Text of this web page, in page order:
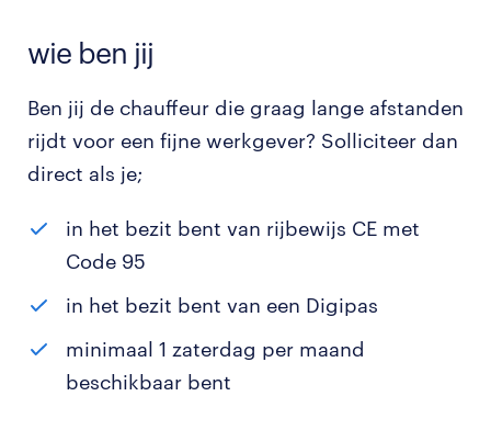
wie ben jij
Ben jij de chauffeur die graag lange afstanden
rijdt voor een fijne werkgever? Solliciteer dan
direct als je;
in het bezit bent van rijbewijs CE met
Code 95
in het bezit bent van een Digipas
minimaal 1 zaterdag per maand
beschikbaar bent